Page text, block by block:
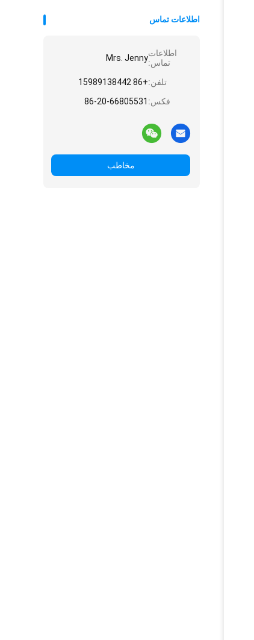
اطلاعات تماس
اطلاعات
تماس:Mrs. Jenny
تلفن:+86 15989138442
فکس: 86-20-66805531
مخاطب